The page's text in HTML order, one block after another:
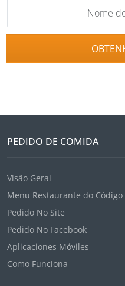
PEDIDO DE COMIDA
Visão Geral
Menu Restaurante do Código
Pedido No Site
Pedido No Facebook
Aplicaciones Móviles
Como Funciona